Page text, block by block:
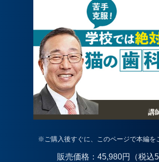
※ご購入後すぐに、このページで本編を
販売価格：45,980円（税込